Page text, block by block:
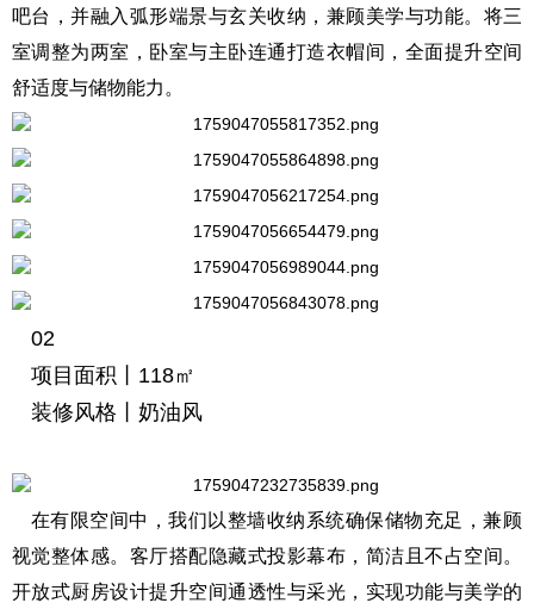
吧台，并融入弧形端景与玄关收纳，兼顾美学与功能。将三
室调整为两室，卧室与主卧连通打造衣帽间，全面提升空间
舒适度与储物能力。
02
项目面积丨118㎡
装修风格丨奶油风
在有限空间中，我们以整墙收纳系统确保储物充足，兼顾
视觉整体感。客厅搭配隐藏式投影幕布，简洁且不占空间。
开放式厨房设计提升空间通透性与采光，实现功能与美学的